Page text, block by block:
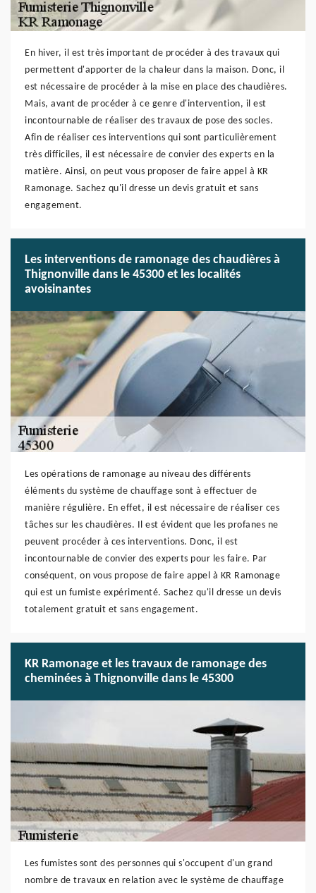
En hiver, il est très important de procéder à des travaux qui
permettent d'apporter de la chaleur dans la maison. Donc, il
est nécessaire de procéder à la mise en place des chaudières.
Mais, avant de procéder à ce genre d'intervention, il est
incontournable de réaliser des travaux de pose des socles.
Afin de réaliser ces interventions qui sont particulièrement
très difficiles, il est nécessaire de convier des experts en la
matière. Ainsi, on peut vous proposer de faire appel à KR
Ramonage. Sachez qu'il dresse un devis gratuit et sans
engagement.
Les interventions de ramonage des chaudières à
Thignonville dans le 45300 et les localités
avoisinantes
Les opérations de ramonage au niveau des différents
éléments du système de chauffage sont à effectuer de
manière régulière. En effet, il est nécessaire de réaliser ces
tâches sur les chaudières. Il est évident que les profanes ne
peuvent procéder à ces interventions. Donc, il est
incontournable de convier des experts pour les faire. Par
conséquent, on vous propose de faire appel à KR Ramonage
qui est un fumiste expérimenté. Sachez qu'il dresse un devis
totalement gratuit et sans engagement.
KR Ramonage et les travaux de ramonage des
cheminées à Thignonville dans le 45300
Les fumistes sont des personnes qui s'occupent d'un grand
nombre de travaux en relation avec le système de chauffage